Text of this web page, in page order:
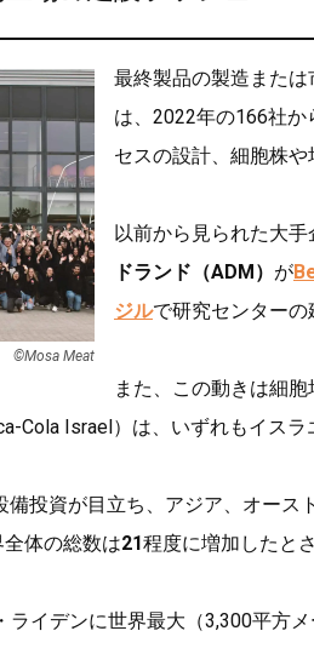
©︎Mosa Meat
最終製品の製造また
は、2022年の166社か
セスの設計、細胞株や
以前から見られた大手
ドランド（ADM） が
ジルで研究センターの
また、この動きは細胞
Cola Israel）は、いずれもイス
備投資が目立ち、アジア、オー
体の総数は21程度に増加したと
ライデンに世界最大（3,300平方メ